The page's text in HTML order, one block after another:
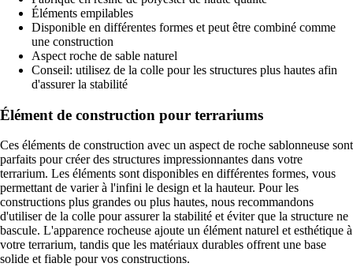
Éléments empilables
Disponible en différentes formes et peut être combiné comme
une construction
Aspect roche de sable naturel
Conseil: utilisez de la colle pour les structures plus hautes afin
d'assurer la stabilité
Élément de construction pour terrariums
Ces éléments de construction avec un aspect de roche sablonneuse sont
parfaits pour créer des structures impressionnantes dans votre
terrarium. Les éléments sont disponibles en différentes formes, vous
permettant de varier à l'infini le design et la hauteur. Pour les
constructions plus grandes ou plus hautes, nous recommandons
d'utiliser de la colle pour assurer la stabilité et éviter que la structure ne
bascule. L'apparence rocheuse ajoute un élément naturel et esthétique à
votre terrarium, tandis que les matériaux durables offrent une base
solide et fiable pour vos constructions.